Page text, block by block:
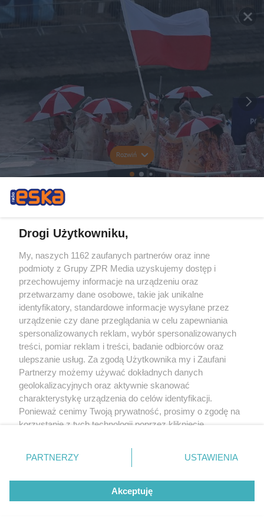
Rozwiń
Drogi Użytkowniku,
My, naszych 1162 zaufanych partnerów oraz inne
podmioty z Grupy ZPR Media uzyskujemy dostęp i
przechowujemy informacje na urządzeniu oraz
przetwarzamy dane osobowe, takie jak unikalne
identyfikatory, standardowe informacje wysyłane przez
urządzenie czy dane przeglądania w celu zapewniania
spersonalizowanych reklam, wybór spersonalizowanych
treści, pomiar reklam i treści, badanie odbiorców oraz
ulepszanie usług. Za zgodą Użytkownika my i Zaufani
Partnerzy możemy używać dokładnych danych
geolokalizacyjnych oraz aktywnie skanować
charakterystykę urządzenia do celów identyfikacji.
Ponieważ cenimy Twoją prywatność, prosimy o zgodę na
korzystanie z tych technologii poprzez kliknięcie
zmienić/wycofać klikając przycisk ustawień prywatności
znajdujący się w lewym dolnym rogu strony
rodzaje przetwarzania danych nie wymagają zgody
użytkownika, ale masz prawo sprzeciwić się takiemu
przetwarzaniu. Preferencje będą miały zastosowanie tylko
PARTNERZY USTAWIENIA
Akceptuję